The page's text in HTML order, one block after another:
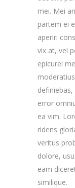
mei. Mei
partem ei
aperiri
vix at, vel
epicurei
error
ea vim.
ridens
veritus
dolore,
eam
similique.